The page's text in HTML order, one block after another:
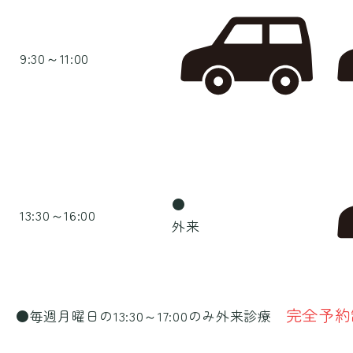
9:30～11:00
13:30～16:00
●
外来
●毎週月曜日の13:30～17:00のみ外来診療 完全予